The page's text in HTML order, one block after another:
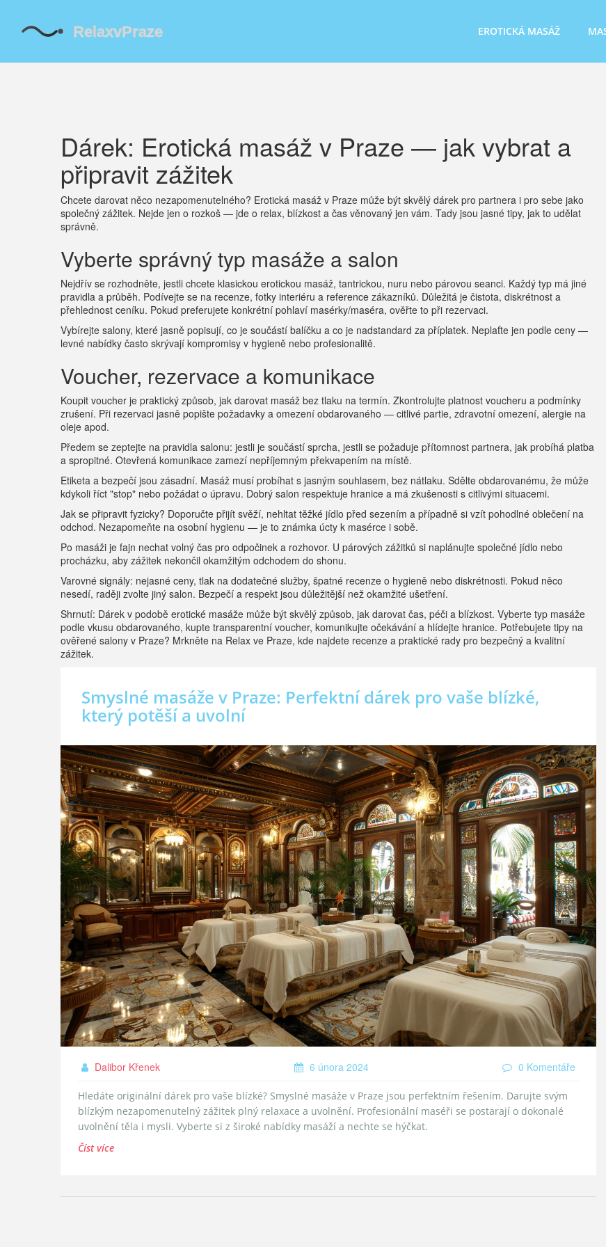
EROTICKÁ MASÁŽ
Dárek: Erotická masáž v Praze — jak vybrat a
připravit zážitek
Chcete darovat něco nezapomenutelného? Erotická masáž v Praze může být skvělý dárek pro partnera i pro sebe jako
společný zážitek. Nejde jen o rozkoš — jde o relax, blízkost a čas věnovaný jen vám. Tady jsou jasné tipy, jak to udělat
správně.
Vyberte správný typ masáže a salon
Nejdřív se rozhodněte, jestli chcete klasickou erotickou masáž, tantrickou, nuru nebo párovou seanci. Každý typ má jiné
pravidla a průběh. Podívejte se na recenze, fotky interiéru a reference zákazníků. Důležitá je čistota, diskrétnost a
přehlednost ceníku. Pokud preferujete konkrétní pohlaví masérky/maséra, ověřte to při rezervaci.
Vybírejte salony, které jasně popisují, co je součástí balíčku a co je nadstandard za příplatek. Neplaťte jen podle ceny —
levné nabídky často skrývají kompromisy v hygieně nebo profesionalitě.
Voucher, rezervace a komunikace
Koupit voucher je praktický způsob, jak darovat masáž bez tlaku na termín. Zkontrolujte platnost voucheru a podmínky
zrušení. Při rezervaci jasně popište požadavky a omezení obdarovaného — citlivé partie, zdravotní omezení, alergie na
oleje apod.
Předem se zeptejte na pravidla salonu: jestli je součástí sprcha, jestli se požaduje přítomnost partnera, jak probíhá platba
a spropitné. Otevřená komunikace zamezí nepříjemným překvapením na místě.
Etiketa a bezpečí jsou zásadní. Masáž musí probíhat s jasným souhlasem, bez nátlaku. Sdělte obdarovanému, že může
kdykoli říct "stop" nebo požádat o úpravu. Dobrý salon respektuje hranice a má zkušenosti s citlivými situacemi.
Jak se připravit fyzicky? Doporučte přijít svěží, nehltat těžké jídlo před sezením a případně si vzít pohodlné oblečení na
odchod. Nezapomeňte na osobní hygienu — je to známka úcty k masérce i sobě.
Po masáži je fajn nechat volný čas pro odpočinek a rozhovor. U párových zážitků si naplánujte společné jídlo nebo
procházku, aby zážitek nekončil okamžitým odchodem do shonu.
Varovné signály: nejasné ceny, tlak na dodatečné služby, špatné recenze o hygieně nebo diskrétnosti. Pokud něco
nesedí, raději zvolte jiný salon. Bezpečí a respekt jsou důležitější než okamžité ušetření.
Shrnutí: Dárek v podobě erotické masáže může být skvělý způsob, jak darovat čas, péči a blízkost. Vyberte typ masáže
podle vkusu obdarovaného, kupte transparentní voucher, komunikujte očekávání a hlídejte hranice. Potřebujete tipy na
ověřené salony v Praze? Mrkněte na Relax ve Praze, kde najdete recenze a praktické rady pro bezpečný a kvalitní
zážitek.
Smyslné masáže v Praze: Perfektní dárek pro vaše blízké,
který potěší a uvolní
Dalibor Křenek 6 února 2024 0 Komentáře
Hledáte originální dárek pro vaše blízké? Smyslné masáže v Praze jsou perfektním řešením. Darujte svým
blízkým nezapomenutelný zážitek plný relaxace a uvolnění. Profesionální maséři se postarají o dokonalé
uvolnění těla i mysli. Vyberte si z široké nabídky masáží a nechte se hýčkat.
Číst více